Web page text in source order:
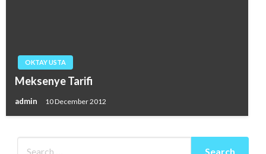
OKTAY USTA
Meksenye Tarifi
admin 10 December 2012